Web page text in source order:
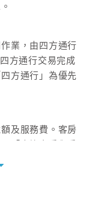
業，由四方通行
方通行交易完成
方通行」為優先
及服務費。客房